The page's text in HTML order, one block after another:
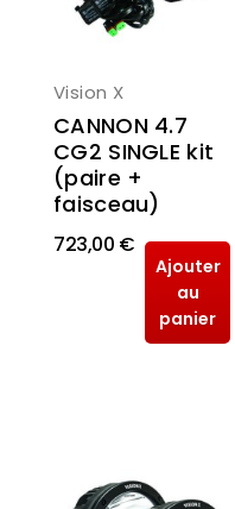
Vision X
CANNON 4.7
CG2 SINGLE kit
(paire +
faisceau)
723,00 €
Ajouter
au
panier